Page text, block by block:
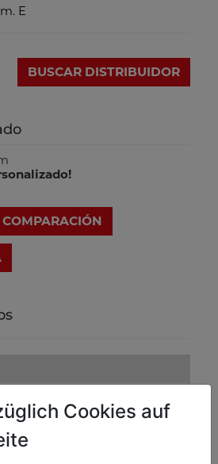
E
BUSCAR DISTRIBUIDOR
Cookies auf